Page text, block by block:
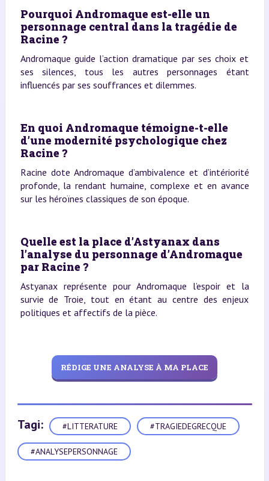
Pourquoi Andromaque est-elle un
personnage central dans la tragédie de
Racine ?
Andromaque guide l’action dramatique par ses choix et
ses silences, tous les autres personnages étant
influencés par ses souffrances et dilemmes.
En quoi Andromaque témoigne-t-elle
d’une modernité psychologique chez
Racine ?
Racine dote Andromaque d’ambivalence et d’intériorité
profonde, la rendant humaine, complexe et en avance
sur les héroïnes classiques de son époque.
Quelle est la place d’Astyanax dans
l’analyse du personnage d’Andromaque
par Racine ?
Astyanax représente pour Andromaque l’espoir et la
survie de Troie, tout en étant au centre des enjeux
politiques et affectifs de la pièce.
RÉDIGE UNE ANALYSE À MA PLACE
Tagi: #LITTERATURE #TRAGIEDEGRECQUE
#ANALYSEPERSONNAGE